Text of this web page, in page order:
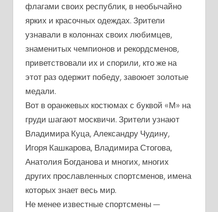
флагами своих республик, в необычайно
ярких и красочных одеждах. Зрители
узнавали в колоннах своих любимцев,
знаменитых чемпионов и рекордсменов,
приветствовали их и спорили, кто же на
этот раз одержит победу, завоюет золотые
медали.
Вот в оранжевых костюмах с буквой «М» на
груди шагают москвичи. Зрители узнают
Владимира Куца, Александру Чудину,
Игоря Кашкарова, Владимира Стогова,
Анатолия Богданова и многих, многих
других прославленных спортсменов, имена
которых знает весь мир.
Не менее известные спортсмены —